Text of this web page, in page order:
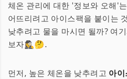
체온 관리에 대한 '정보와 오해'
어뜨리려고 아이스팩을 붙이는
낮추려고 물을 마시면 될까? 여
보자🕵️‍♀️🤔.
먼저, 높은 체온을 낮추려고 아